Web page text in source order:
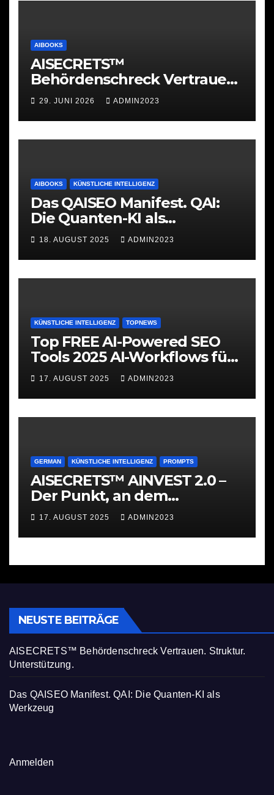
AIBOOKS
AISECRETS™
Behördenschreck Vertrauen.
Struktur. Unterstützung.
29. JUNI 2026 ADMIN2023
AIBOOKS KÜNSTLICHE INTELLIGENZ
Das QAISEO Manifest. QAI:
Die Quanten-KI als
Werkzeug
18. AUGUST 2025 ADMIN2023
KÜNSTLICHE INTELLIGENZ TOPNEWS
Top FREE AI-Powered SEO
Tools 2025 AI-Workflows für
SEO
17. AUGUST 2025 ADMIN2023
GERMAN KÜNSTLICHE INTELLIGENZ PROMPTS
AISECRETS™ AINVEST 2.0 –
Der Punkt, an dem
Investieren ernst wird
17. AUGUST 2025 ADMIN2023
NEUSTE BEITRÄGE
AISECRETS™ Behördenschreck Vertrauen. Struktur.
Unterstützung.
Das QAISEO Manifest. QAI: Die Quanten-KI als
Werkzeug
Anmelden